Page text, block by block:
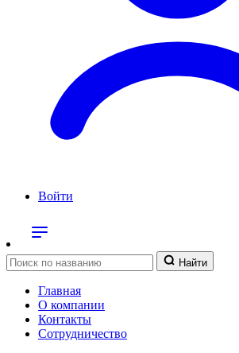
Войти
Найти
Главная
О компании
Контакты
Сотрудничество